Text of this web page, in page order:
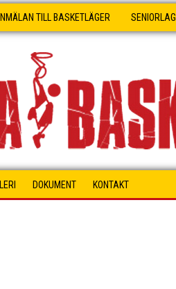
TILL BASKETLÄGER SENIORLAG
DOKUMENT KONTAKT